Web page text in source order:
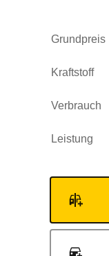
Grundpreis
Kraftstoff
Verbrauch
Leistung